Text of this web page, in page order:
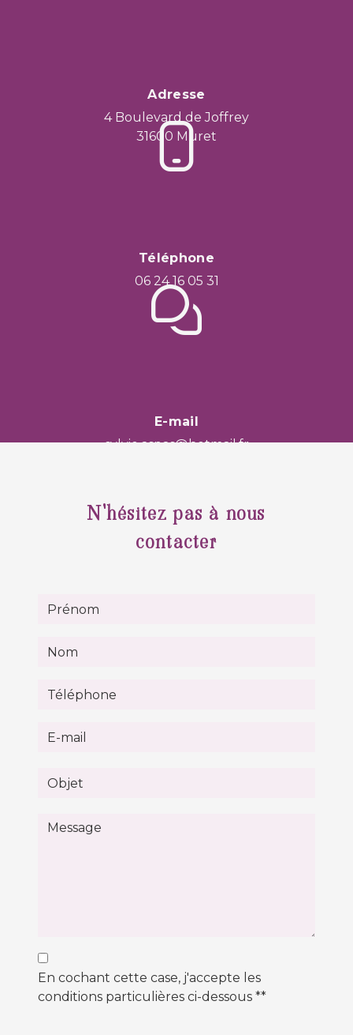
Adresse
4 Boulevard de Joffrey
31600 Muret
Téléphone
06 24 16 05 31
E-mail
sylvie.aspas@hotmail.fr
N'hésitez pas à nous
contacter
En cochant cette case, j'accepte les
conditions particulières ci-dessous **